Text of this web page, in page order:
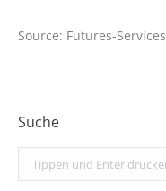
Source: Futures-Services
Suche
Search: